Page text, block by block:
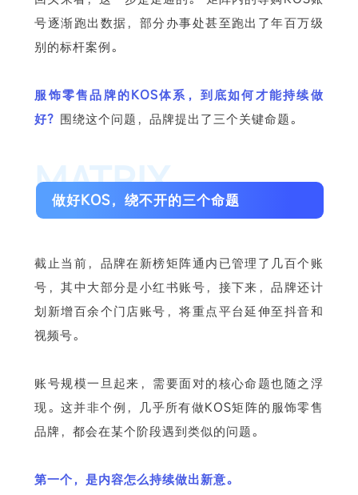
号逐渐跑出数据，部分办事处甚至跑出了年百万级
别的标杆案例。
服饰零售品牌的KOS体系，到底如何才能持续做
好？ 围绕这个问题，品牌提出了三个关键命题。
MATRIX
做好KOS，绕不开的三个命题
截止当前，品牌在新榜矩阵通内已管理了几百个账
号，其中大部分是小红书账号，接下来，品牌还计
划新增百余个门店账号，将重点平台延伸至抖音和
视频号。
账号规模一旦起来，需要面对的核心命题也随之浮
现。这并非个例，几乎所有做KOS矩阵的服饰零售
品牌，都会在某个阶段遇到类似的问题。
第一个，是内容怎么持续做出新意。